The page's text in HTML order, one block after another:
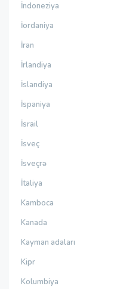
İndoneziya
İordaniya
İran
İrlandiya
İslandiya
İspaniya
İsrail
İsveç
İsveçrə
İtaliya
Kamboca
Kanada
Kayman adaları
Kipr
Kolumbiya